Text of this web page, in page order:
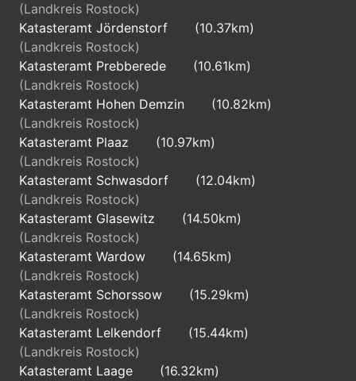
(Landkreis Rostock)
Katasteramt Jördenstorf
(10.37km)
(Landkreis Rostock)
Katasteramt Prebberede
(10.61km)
(Landkreis Rostock)
Katasteramt Hohen Demzin
(10.82km)
(Landkreis Rostock)
Katasteramt Plaaz
(10.97km)
(Landkreis Rostock)
Katasteramt Schwasdorf
(12.04km)
(Landkreis Rostock)
Katasteramt Glasewitz
(14.50km)
(Landkreis Rostock)
Katasteramt Wardow
(14.65km)
(Landkreis Rostock)
Katasteramt Schorssow
(15.29km)
(Landkreis Rostock)
Katasteramt Lelkendorf
(15.44km)
(Landkreis Rostock)
Katasteramt Laage
(16.32km)